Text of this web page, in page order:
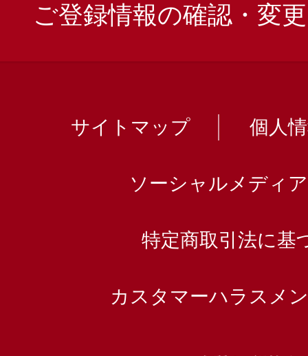
ご登録情報の確認・変更
サイトマップ 個人
ソーシャルメディ
特定商取引法に基
カスタマーハラスメ